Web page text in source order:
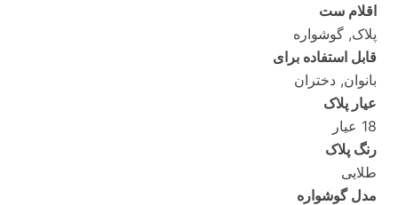
اقلام ست
پلاک, گوشواره
قابل استفاده برای
بانوان, دختران
عیار پلاک
18 عیار
رنگ پلاک
طلایی
مدل گوشواره